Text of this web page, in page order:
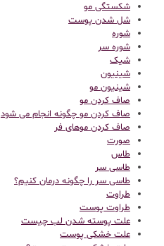
شکستگی مو
شل شدن پوست
شوره
شوره سر
شیک
شینیون
شینیون مو
صاف کردن مو
صاف کردن مو چگونه انجام می شود
صاف کردن موهای فر
صورت
طاس
طاسی سر
طاسی سر را چگونه درمان کنیم؟
طراوت
طراوت پوست
علت پوسته شدن لب چیست
علت خشکی پوست